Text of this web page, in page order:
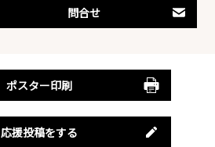
問合せ
ポスター印刷
応援投稿をする